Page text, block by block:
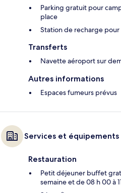
Parking gratuit pour
place
Station de recharge
Transferts
Navette aéroport sur
Autres informations
Espaces fumeurs prévus
Services et équipements
Restauration
Petit déjeuner buffet
semaine et de 08 h 00 à